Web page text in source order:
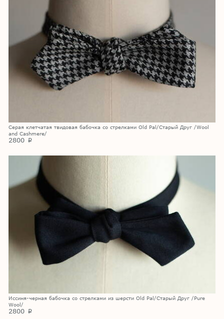
Серая клетчатая твидовая бабочка со стрелками Old Pal/Старый Друг /Wool
and Cashmere/
2800 p
Иссиня-черная бабочка со стрелками из шерсти Old Pal/Старый Друг /Pure
Wool/
2800 p